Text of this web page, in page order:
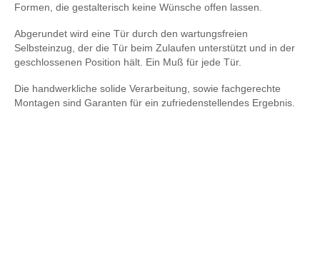
Formen, die gestalterisch keine Wünsche offen lassen.
Abgerundet wird eine Tür durch den wartungsfreien
Selbsteinzug, der die Tür beim Zulaufen unterstützt und in der
geschlossenen Position hält. Ein Muß für jede Tür.
Die handwerkliche solide Verarbeitung, sowie fachgerechte
Montagen sind Garanten für ein zufriedenstellendes Ergebnis.